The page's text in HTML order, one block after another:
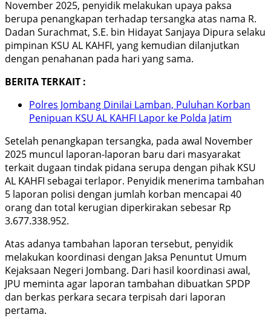
November 2025, penyidik melakukan upaya paksa
berupa penangkapan terhadap tersangka atas nama R.
Dadan Surachmat, S.E. bin Hidayat Sanjaya Dipura selaku
pimpinan KSU AL KAHFI, yang kemudian dilanjutkan
dengan penahanan pada hari yang sama.
BERITA TERKAIT :
Polres Jombang Dinilai Lamban, Puluhan Korban
Penipuan KSU AL KAHFI Lapor ke Polda Jatim
Setelah penangkapan tersangka, pada awal November
2025 muncul laporan-laporan baru dari masyarakat
terkait dugaan tindak pidana serupa dengan pihak KSU
AL KAHFI sebagai terlapor. Penyidik menerima tambahan
5 laporan polisi dengan jumlah korban mencapai 40
orang dan total kerugian diperkirakan sebesar Rp
3.677.338.952.
Atas adanya tambahan laporan tersebut, penyidik
melakukan koordinasi dengan Jaksa Penuntut Umum
Kejaksaan Negeri Jombang. Dari hasil koordinasi awal,
JPU meminta agar laporan tambahan dibuatkan SPDP
dan berkas perkara secara terpisah dari laporan
pertama.